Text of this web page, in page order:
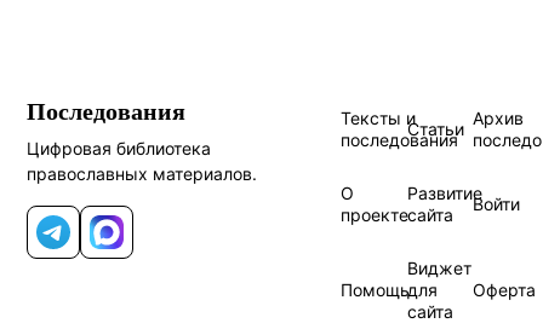
Последования
Цифровая библиотека
православных материалов.
Telegram
MAX
Тексты и
последования
Статьи
Архив
О
проекте
Развитие
сайта
Войти
Помощь
Виджет
для
сайта
Оферта